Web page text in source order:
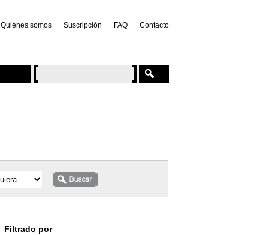
Quiénes somos Suscripción FAQ Contacto
Filtrado por